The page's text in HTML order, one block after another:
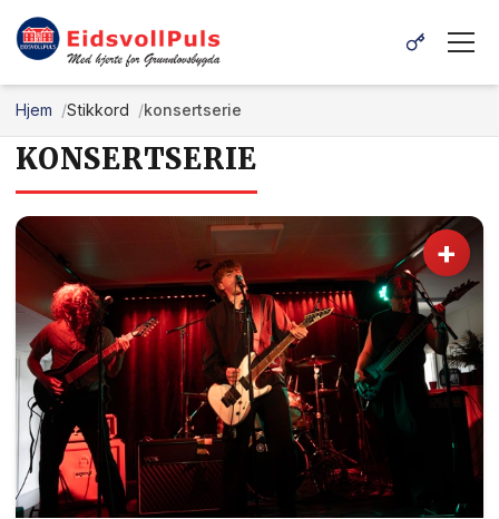
Hjem Stikkord konsertserie
KONSERTSERIE
+